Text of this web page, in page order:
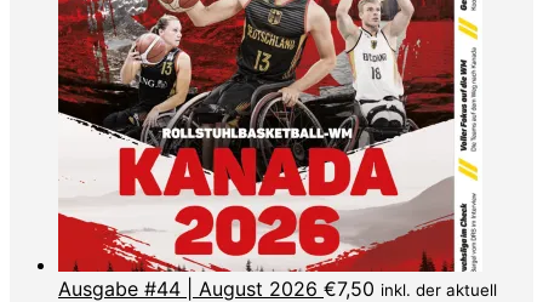
Ausgabe #44 | August 2026 €7,50 inkl. der aktuell